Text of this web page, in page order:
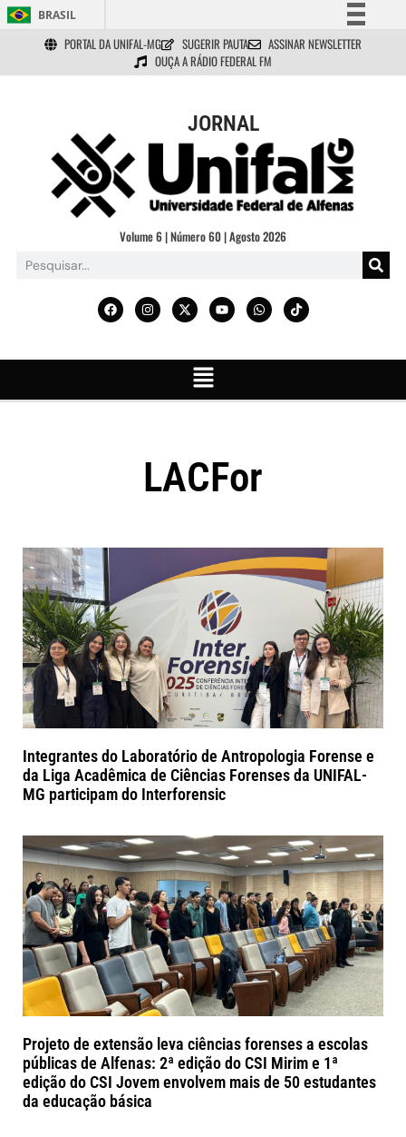
BRASIL
Simplifique!
Comunica BR
Acesso à informação
Legislação
Canais
PORTAL DA UNIFAL-MG SUGERIR PAUTA
ASSINAR NEWSLETTER
OUÇA A RÁDIO FEDERAL FM
JORNAL
Volume 6 | Número 60 | Agosto 2026
LACFor
Integrantes do Laboratório de Antropologia Forense e
da Liga Acadêmica de Ciências Forenses da UNIFAL-
MG participam do Interforensic
Projeto de extensão leva ciências forenses a escolas
públicas de Alfenas: 2ª edição do CSI Mirim e 1ª
edição do CSI Jovem envolvem mais de 50 estudantes
da educação básica